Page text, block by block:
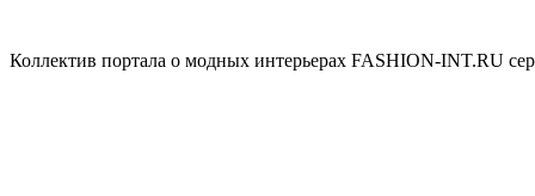
Коллектив портала о модных интерьерах FASHION-INT.RU